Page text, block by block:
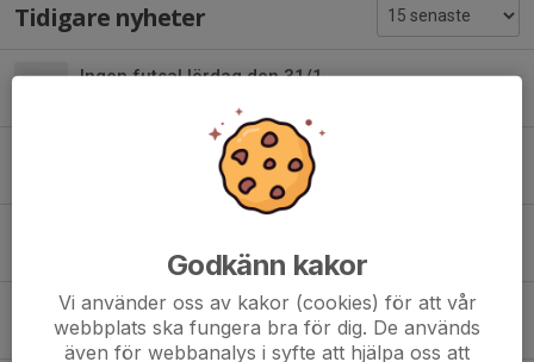
Tidigare nyheter
Ingen futsal lördag den 31/1
Bingolottoförsäljning till uppesittarkvällen
17
12 aug 2023 5
Försäljning av restaurangchansen 2023/2024
5 aug 2023 3
Godkänn kakor
Vi använder oss av kakor (cookies) för att vår
webbplats ska fungera bra för dig. De används
även för webbanalys i syfte att hjälpa oss att